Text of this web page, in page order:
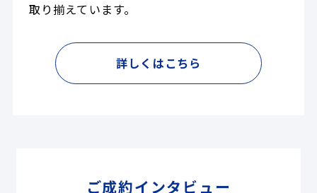
取り揃えています。
詳しくはこちら
ご成約インタビュー